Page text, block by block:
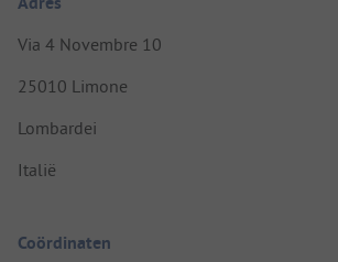
Via 4 Novembre 10
25010 Limone
Lombardei
Italië
Coördinaten